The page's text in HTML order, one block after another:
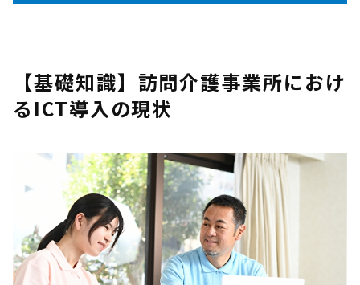
【基礎知識】訪問介護事業所におけ
るICT導入の現状